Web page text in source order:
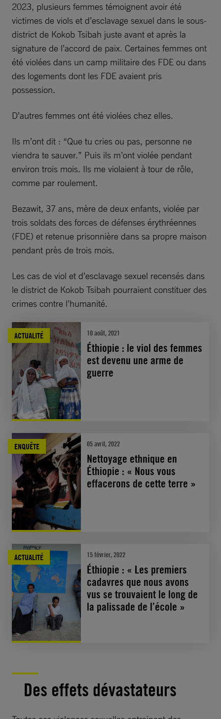
2023, plusieurs femmes témoignent avoir été
victimes de viols et d’esclavage sexuel dans le sous-
district de Kokob Tsibah juste avant et après la
signature de l’accord de paix. Certaines femmes ont
été violées dans un camp militaire des FDE ou dans
des logements dont les FDE avaient pris
possession.
D’autres femmes ont été violées chez elles.
Ils m’ont dit : “Que tu cries ou pas, personne ne
viendra te sauver.” Puis ils m’ont violée pendant
environ trois mois. Ils me violaient à tour de rôle,
comme par roulement.
Bezawit, 37 ans, mère de deux enfants, violée par
trois soldats des forces de défenses érythréennes
(FDE) et retenue prisonnière dans sa propre maison
pendant près de trois mois.
Les cas de viol et d’esclavage sexuel recensés dans
le district de Kokob Tsibah pourraient constituer des
crimes contre l’humanité.
ACTUALITÉ 10 août, 2021
Éthiopie : le viol des femmes
est devenu une arme de
guerre
ENQUÊTE 05 avril, 2022
Nettoyage ethnique en
Éthiopie : « Nous vous
effacerons de cette terre »
ACTUALITÉ 15 février, 2022
Éthiopie : « Les premiers
cadavres que nous avons
vus se trouvaient le long de
la palissade de l’école »
Des effets dévastateurs